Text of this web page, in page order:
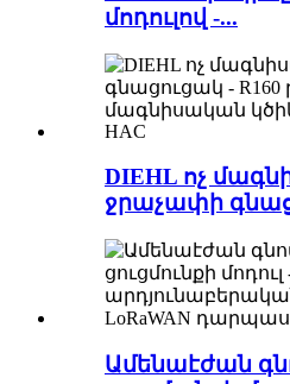
մոդուլով -...
DIEHL ոչ
ջրաչափի
Ամենաէժան